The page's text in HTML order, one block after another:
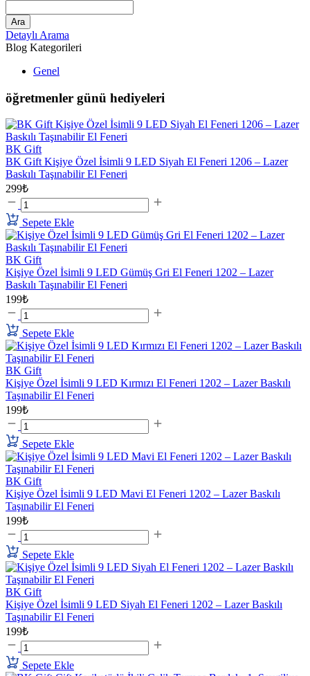
Ara
Detaylı Arama
Blog Kategorileri
Genel
öğretmenler günü hediyeleri
BK Gift
BK Gift Kişiye Özel İsimli 9 LED Siyah El Feneri 1206 – Lazer
Baskılı Taşınabilir El Feneri
299₺
Sepete Ekle
BK Gift
Kişiye Özel İsimli 9 LED Gümüş Gri El Feneri 1202 – Lazer
Baskılı Taşınabilir El Feneri
199₺
Sepete Ekle
BK Gift
Kişiye Özel İsimli 9 LED Kırmızı El Feneri 1202 – Lazer Baskılı
Taşınabilir El Feneri
199₺
Sepete Ekle
BK Gift
Kişiye Özel İsimli 9 LED Mavi El Feneri 1202 – Lazer Baskılı
Taşınabilir El Feneri
199₺
Sepete Ekle
BK Gift
Kişiye Özel İsimli 9 LED Siyah El Feneri 1202 – Lazer Baskılı
Taşınabilir El Feneri
199₺
Sepete Ekle